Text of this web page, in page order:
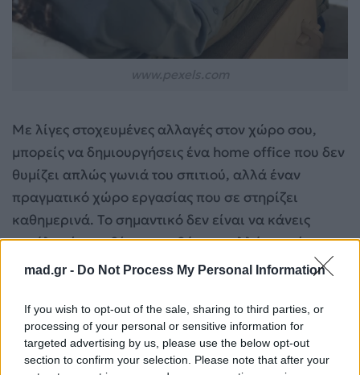
mad.gr - Do Not Process My Personal Information
If you wish to opt-out of the sale, sharing to third parties, or
processing of your personal or sensitive information for
targeted advertising by us, please use the below opt-out
section to confirm your selection. Please note that after your
Με λίγες στοχευμένες αλλαγές στον χώρο σου,
μπορείς να δημιουργήσεις ένα home office που δεν
θυμίζει απλώς γωνιά του σπιτιού, αλλά έναν
πραγματικό χώρο εργασίας που σε στηρίζει
καθημερινά. Το σημαντικό δεν είναι να κάνεις
μεγάλες ή ακριβές παρεμβάσεις, αλλά να χτίσεις
μια σταθερή ρουτίνα μέσα σε ένα περιβάλλον που
καλύτερα. Όσο πιο ξεκάθαρα διαχωρίζεις τον
χρόνο και τον χώρο της δουλειάς από την
ξεκούραση, τόσο πιο εύκολα βρίσκεις ισορροπία